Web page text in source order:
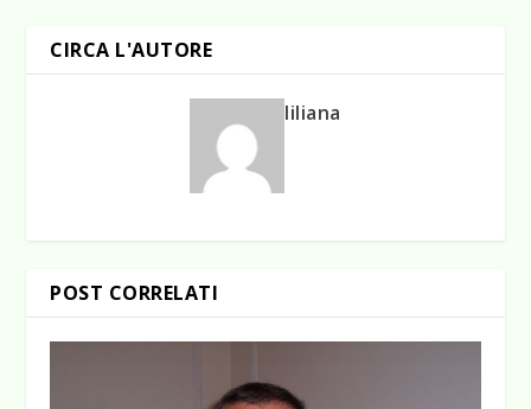
CIRCA L'AUTORE
liliana
POST CORRELATI